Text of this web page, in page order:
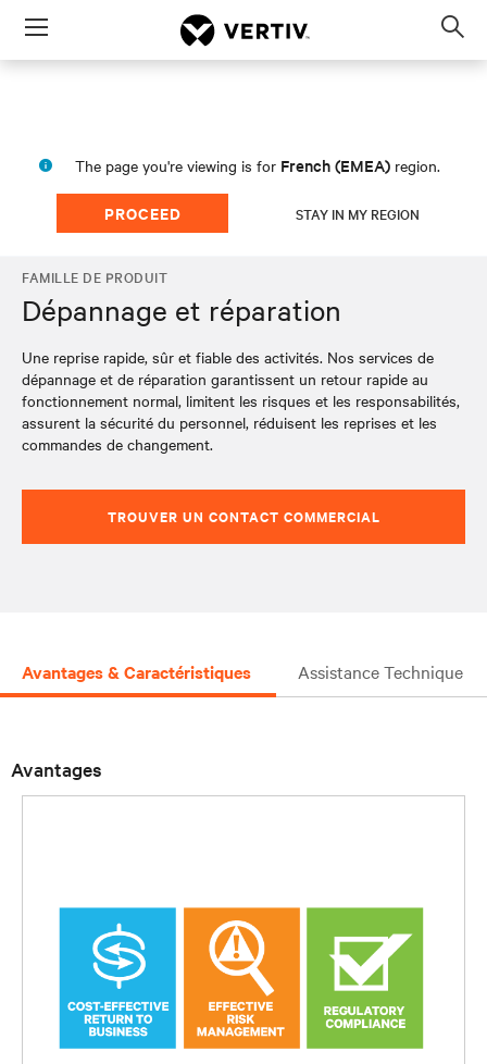
Menu
The page you're viewing is for French (EMEA) region.
PROCEED STAY IN MY REGION
FAMILLE DE PRODUIT
Dépannage et réparation
Une reprise rapide, sûr et fiable des activités. Nos services de
dépannage et de réparation garantissent un retour rapide au
fonctionnement normal, limitent les risques et les responsabilités,
assurent la sécurité du personnel, réduisent les reprises et les
commandes de changement.
TROUVER UN CONTACT COMMERCIAL
Avantages & Caractéristiques Assistance Technique
Avantages